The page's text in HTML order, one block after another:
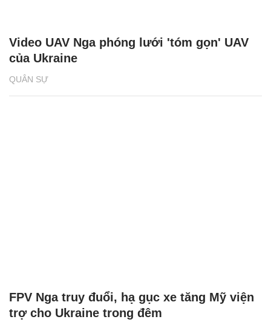
QUÂN SỰ
Video UAV Nga phóng lưới 'tóm gọn' UAV
của Ukraine
FPV Nga truy đuổi, hạ gục xe tăng Mỹ viện
trợ cho Ukraine trong đêm